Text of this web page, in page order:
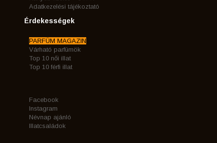
Adatkezelési tájékoztató
Érdekességek
PARFÜM MAGAZIN
Várható parfümök
Top 10 női illat
Top 10 férfi illat
Facebook
Instagram
Névnap ajánló
Illatcsaládok